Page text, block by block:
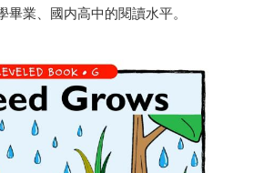
業、國内高中的閱讀水平。